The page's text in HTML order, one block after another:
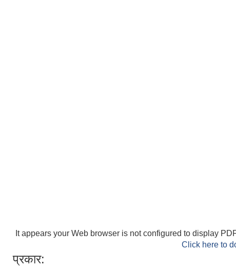
It appears your Web browser is not configured to display
Click here to
प्रकार: